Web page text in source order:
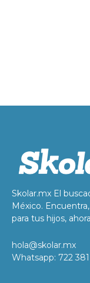
Skolar.mx El
México.
para tus hijos,
hola@skolar.mx
Whatsapp: 722